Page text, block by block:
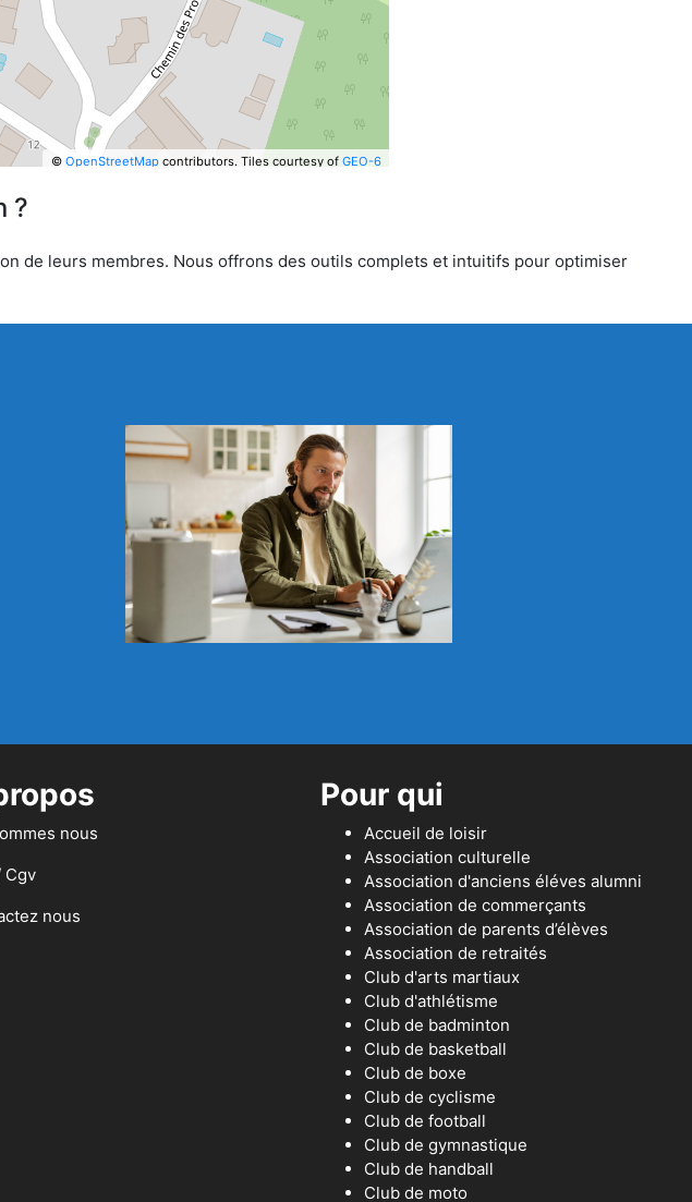
© OpenStreetMapcontributors. Tiles courtesy of GEO-6
?
de leurs membres. Nous offrons des outils complets et intuitifs pour optimiser
nous
Cgv
nous
Pour qui
Accueil de loisir
Association culturelle
Association d'anciens éléves alumni
Association de commerçants
Association de parents d’élèves
Association de retraités
Club d'arts martiaux
Club d'athlétisme
Club de badminton
Club de basketball
Club de boxe
Club de cyclisme
Club de football
Club de gymnastique
Club de handball
Club de moto